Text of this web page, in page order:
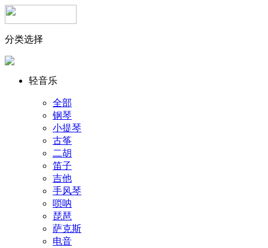
分类选择
轻音乐
全部
钢琴
小提琴
古筝
二胡
笛子
吉他
手风琴
唢呐
琵琶
萨克斯
电音